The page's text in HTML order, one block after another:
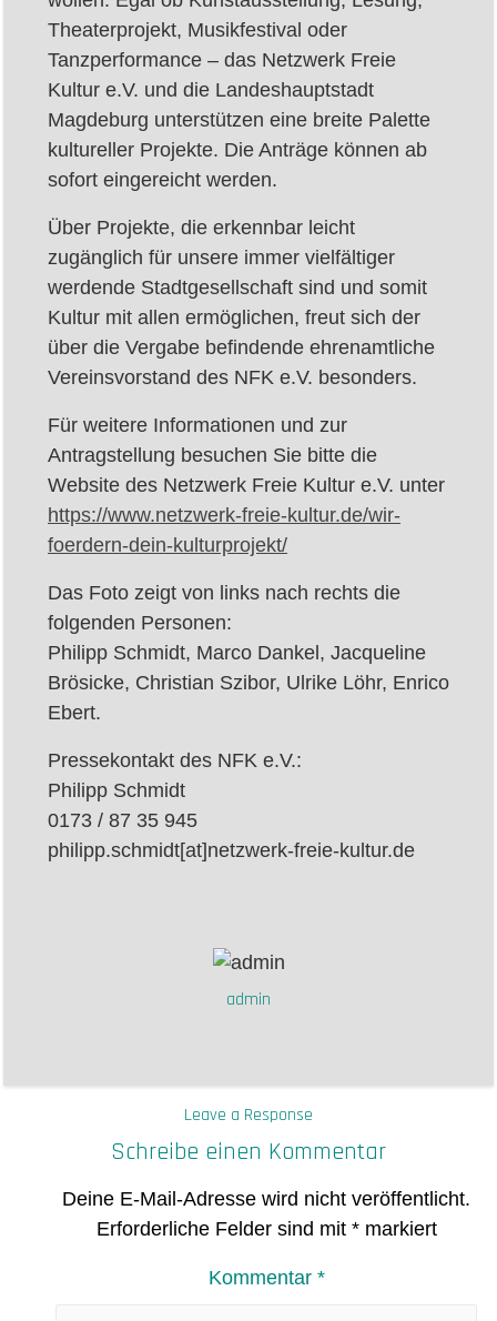
Theaterprojekt, Musikfestival oder
Tanzperformance – das Netzwerk Freie
Kultur e.V. und die Landeshauptstadt
Magdeburg unterstützen eine breite Palette
kultureller Projekte. Die Anträge können ab
sofort eingereicht werden.
Über Projekte, die erkennbar leicht
zugänglich für unsere immer vielfältiger
werdende Stadtgesellschaft sind und somit
Kultur mit allen ermöglichen, freut sich der
über die Vergabe befindende ehrenamtliche
Vereinsvorstand des NFK e.V. besonders.
Für weitere Informationen und zur
Antragstellung besuchen Sie bitte die
Website des Netzwerk Freie Kultur e.V. unter
https://www.netzwerk-freie-kultur.de/wir-
foerdern-dein-kulturprojekt/
Das Foto zeigt von links nach rechts die
folgenden Personen:
Philipp Schmidt, Marco Dankel, Jacqueline
Brösicke, Christian Szibor, Ulrike Löhr, Enrico
Ebert.
Pressekontakt des NFK e.V.:
Philipp Schmidt
0173 / 87 35 945
philipp.schmidt[at]netzwerk-freie-kultur.de
admin
Leave a Response
Schreibe einen Kommentar
Deine E-Mail-Adresse wird nicht veröffentlicht.
Erforderliche Felder sind mit *markiert
Kommentar *